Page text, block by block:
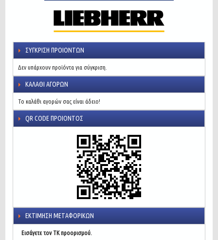
ΣΎΓΚΡΙΣΗ ΠΡΟΙΌΝΤΩΝ
Δεν υπάρχουν προϊόντα για σύγκριση.
ΚΑΛΆΘΙ ΑΓΟΡΏΝ
Το καλάθι αγορών σας είναι άδειο!
QR CODE ΠΡΟΙΌΝΤΟΣ
ΕΚΤΊΜΗΣΗ ΜΕΤΑΦΟΡΙΚΏΝ
Εισάγετε τον ΤΚ προορισμού.